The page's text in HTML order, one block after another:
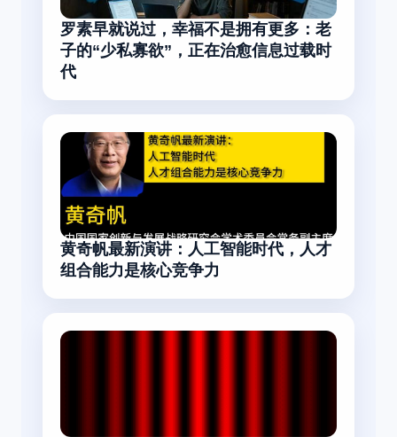
罗素早就说过，幸福不是拥有更多：老
子的“少私寡欲”，正在治愈信息过载时
代
黄奇帆最新演讲：人工智能时代，人才
组合能力是核心竞争力